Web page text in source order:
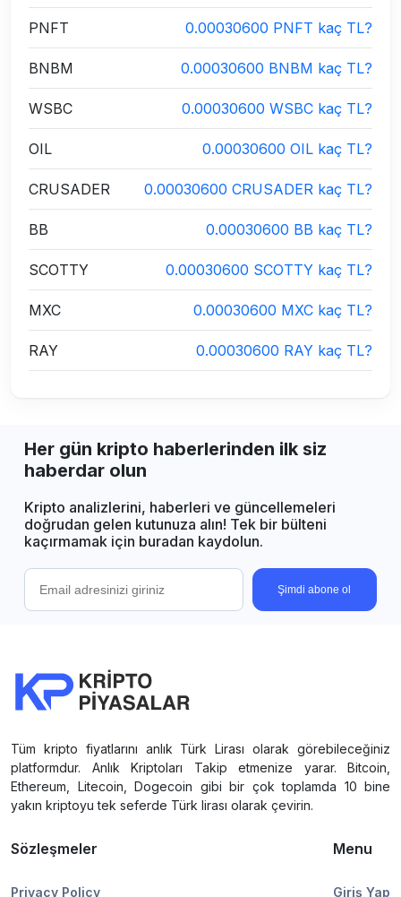
PNFT 0.00030600 PNFT kaç TL?
BNBM 0.00030600 BNBM kaç TL?
WSBC 0.00030600 WSBC kaç TL?
OIL 0.00030600 OIL kaç TL?
CRUSADER 0.00030600 CRUSADER kaç TL?
BB 0.00030600 BB kaç TL?
SCOTTY 0.00030600 SCOTTY kaç TL?
MXC 0.00030600 MXC kaç TL?
RAY 0.00030600 RAY kaç TL?
Her gün kripto haberlerinden ilk siz
haberdar olun
Kripto analizlerini, haberleri ve güncellemeleri
doğrudan gelen kutunuza alın! Tek bir bülteni
kaçırmamak için buradan kaydolun.
Şimdi abone ol
Tüm kripto fiyatlarını anlık Türk Lirası olarak görebileceğiniz
platformdur. Anlık Kriptoları Takip etmenize yarar. Bitcoin,
Ethereum, Litecoin, Dogecoin gibi bir çok toplamda 10 bine
yakın kriptoyu tek seferde Türk lirası olarak çevirin.
Sözleşmeler
Privacy Policy
Menu
Giriş Yap